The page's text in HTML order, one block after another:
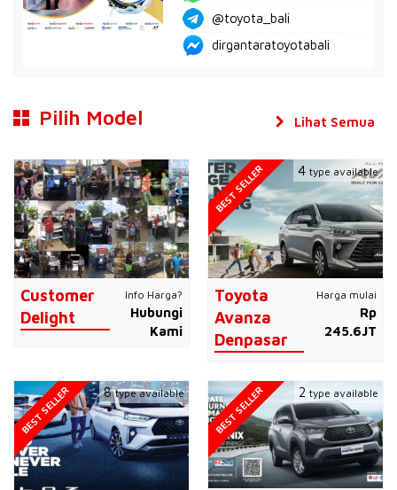
@toyota_bali
dirgantaratoyotabali
Pilih Model
Customer
Delight
Info Harga?
Hubungi
Kami
Toyota
Avanza
Denpasar
Harga mulai
Rp
245.6JT
BEST SELLER 4 type available
BEST SELLER 8type available BEST SELLER 2 type available
Lihat Semua